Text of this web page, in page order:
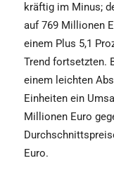
kräftig im Minus;
auf 769 Millionen
einem Plus 5,1
Trend fortsetzten.
einem leichten
Einheiten ein
Millionen Euro
Euro.